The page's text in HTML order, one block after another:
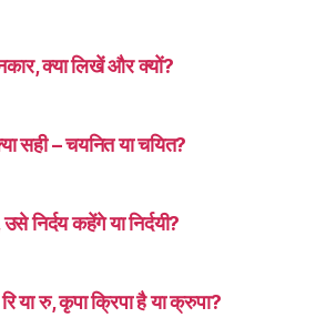
क्या लिखें और क्यों?
सही – चयनित या चयित?
निर्दय कहेंगे या निर्दयी?
या रु, कृपा क्रिपा है या क्रुपा?